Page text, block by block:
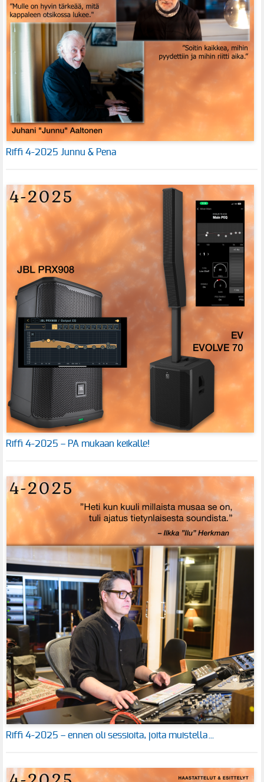
Riffi 4-2025 Junnu & Pena
Riffi 4-2025 – PA mukaan keikalle!
Riffi 4-2025 – ennen oli sessioita, joita muistella…